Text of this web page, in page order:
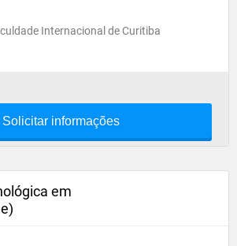
Internacional de Curitiba
Solicitar informações
em